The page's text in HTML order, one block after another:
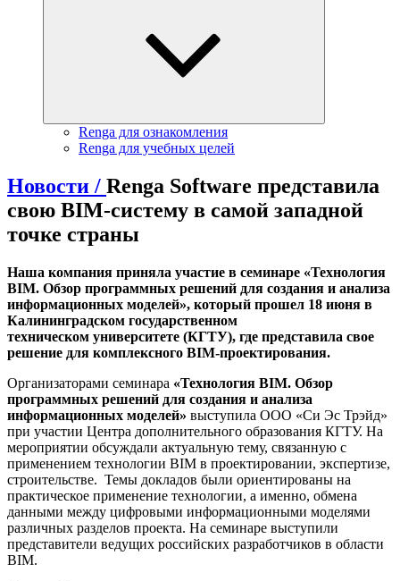
Renga для ознакомления
Renga для учебных целей
Новости / Renga Software представила
свою BIM-систему в самой западной
точке страны
Наша компания приняла участие в семинаре «Технология
BIM. Обзор программных решений для создания и анализа
информационных моделей», который прошел 18 июня в
Калининградском государственном
техническом университете (КГТУ), где представила свое
решение для комплексного BIM-проектирования.
Организаторами семинара «Технология BIM. Обзор
программных решений для создания и анализа
информационных моделей» выступила ООО «Си Эс Трэйд»
при участии Центра дополнительного образования КГТУ. На
мероприятии обсуждали актуальную тему, связанную с
применением технологии BIM в проектировании, экспертизе,
строительстве. Темы докладов были ориентированы на
практическое применение технологии, а именно, обмена
данными между цифровыми информационными моделями
различных разделов проекта. На семинаре выступили
представители ведущих российских разработчиков в области
BIM.